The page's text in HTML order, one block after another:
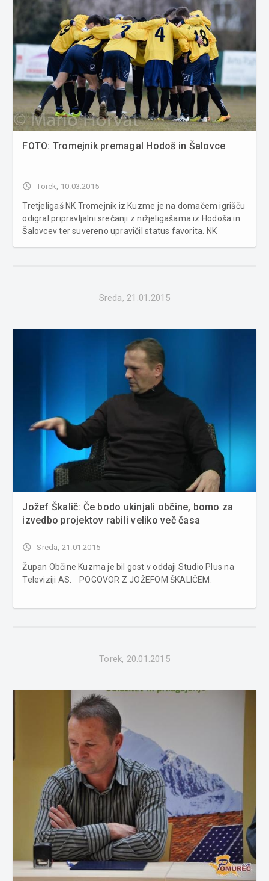
FOTO: Tromejnik premagal Hodoš in Šalovce
access_time Torek, 10.03.2015
Tretjeligaš NK Tromejnik iz Kuzme je na domačem igrišču
odigral pripravljalni srečanji z nižjeligašama iz Hodoša in
Šalovcev ter suvereno upravičil status favorita. NK
Sreda, 21.01.2015
Jožef Škalič: Če bodo ukinjali občine, bomo za
izvedbo projektov rabili veliko več časa
access_time Sreda, 21.01.2015
Župan Občine Kuzma je bil gost v oddaji Studio Plus na
Televiziji AS. POGOVOR Z JOŽEFOM ŠKALIČEM:
Torek, 20.01.2015